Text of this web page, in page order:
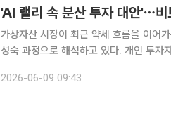
'AI 랠리 속 분산 투자 대안'⋯
가상자산 시장이 최근 약세 흐름을 이어
성숙 과정으로 해석하고 있다. 개인 투자
2026-06-09 09:43